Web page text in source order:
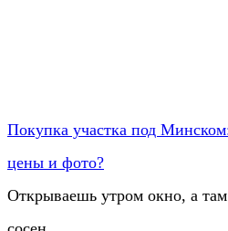
Покупка участка под
цены и фото?
Открываешь утром окно, а